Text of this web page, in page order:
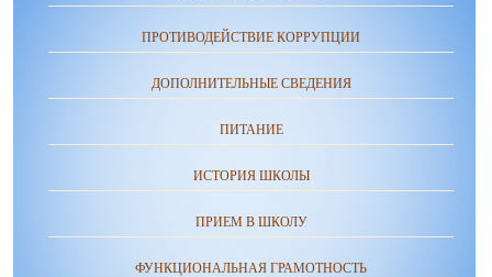
ПРОТИВОДЕЙСТВИЕ КОРРУПЦИИ
ДОПОЛНИТЕЛЬНЫЕ СВЕДЕНИЯ
ПИТАНИЕ
ИСТОРИЯ ШКОЛЫ
ПРИЕМ В ШКОЛУ
ФУНКЦИОНАЛЬНАЯ ГРАМОТНОСТЬ